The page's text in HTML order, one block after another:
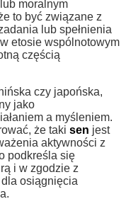
moralnym
to być związane z
lub spełnienia
etosie wspólnotowym
częścią
czy japońska,
jako
a myśleniem.
że taki sen jest
aktywności z
podkreśla się
i w zgodzie z
osiągnięcia